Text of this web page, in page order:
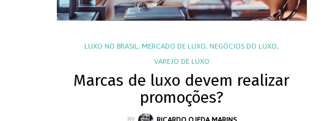
LUXO NO BRASIL,MERCADO DE LUXO,NEGÓCIOS DO LUXO,
VAREJO DE LUXO
Marcas de luxo devem realizar
promoções?